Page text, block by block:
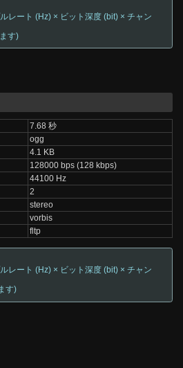
レート (Hz) × ビット深度 (bit) × チャン
す)
7.68 秒
ogg
4.1 KB
128000 bps (128 kbps)
44100 Hz
2
stereo
vorbis
fltp
レート (Hz) × ビット深度 (bit) × チャン
す)